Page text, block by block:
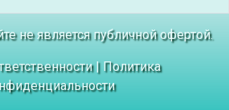
не является публичной офертой.
| Политика